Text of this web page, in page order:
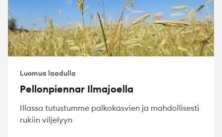
Luomua laadulla
Pellonpiennar Ilmajoella
Illassa tutustumme palkokasvien ja mahdollisesti
rukiin viljelyyn